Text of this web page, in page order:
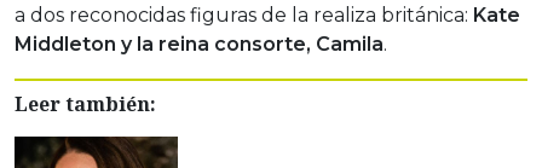
a dos reconocidas figuras de la realiza británica: Kate
Middleton y la reina consorte, Camila.
Leer también: